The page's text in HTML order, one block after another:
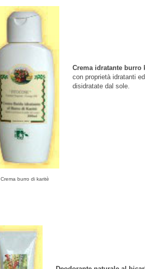
Crema burro di karitè
Crema idratante burro
con proprietà idratanti
disidratate dal sole.